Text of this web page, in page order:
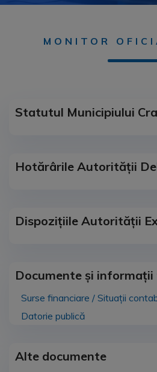
MONITOR
Statutul Municipiului
Hotărârile Autorității
Dispozițiile Autorității
Documente și
Surse financiare / Situații
Datorie publică
Alte documente